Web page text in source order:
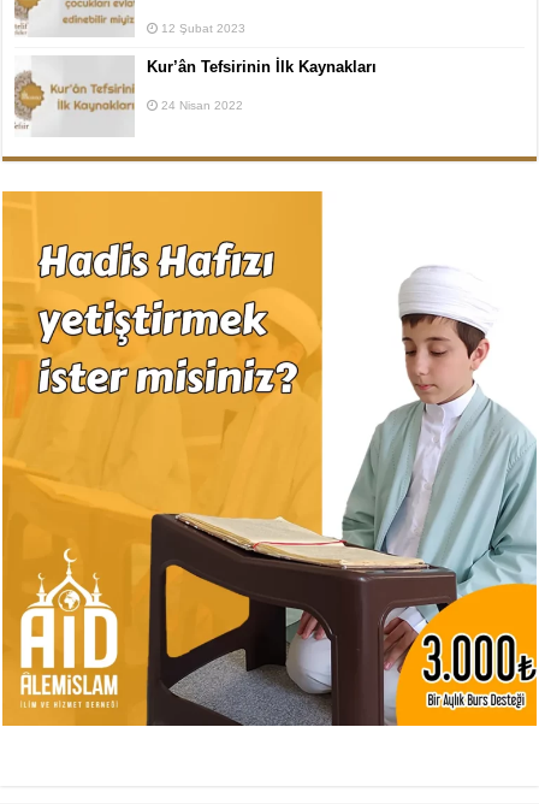
12 Şubat 2023
Kur’ân Tefsirinin İlk Kaynakları
24 Nisan 2022